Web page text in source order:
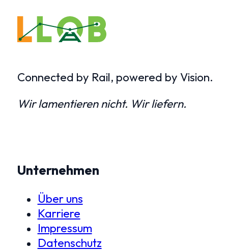
Connected by Rail, powered by Vision.
Wir lamentieren nicht. Wir liefern.
Unternehmen
Über uns
Karriere
Impressum
Datenschutz